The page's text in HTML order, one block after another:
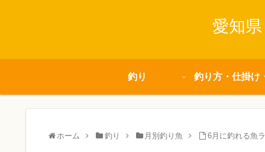
愛知
釣り 釣り方・仕掛け
ホーム 釣り 月別釣り魚 6月に釣れる魚